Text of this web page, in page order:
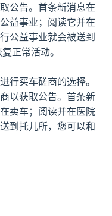
公告。首条新消息在
益事业；阅读它并在
公益事业就会被送到
正常活动。
行买车磋商的选择。
以获取公告。首条新
卖车；阅读并在医院
到托儿所，您可以和